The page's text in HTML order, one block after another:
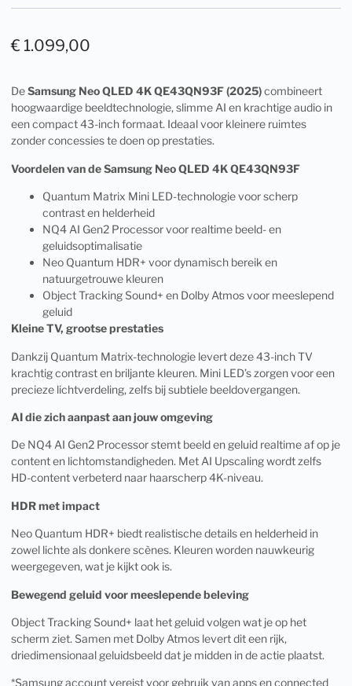
€ 1.099,00
DeSamsung Neo QLED 4K QE43QN93F (2025)combineert
hoogwaardige beeldtechnologie, slimme AI en krachtige audio in
een compact 43-inch formaat. Ideaal voor kleinere ruimtes
zonder concessies te doen op prestaties.
Voordelen van de Samsung Neo QLED 4K QE43QN93F
Quantum Matrix Mini LED-technologie voor scherp
contrast en helderheid
NQ4 AI Gen2 Processor voor realtime beeld- en
geluidsoptimalisatie
Neo Quantum HDR+ voor dynamisch bereik en
natuurgetrouwe kleuren
Object Tracking Sound+ en Dolby Atmos voor meeslepend
geluid
Kleine TV, grootse prestaties
Dankzij Quantum Matrix-technologie levert deze 43-inch TV
krachtig contrast en briljante kleuren. Mini LED’s zorgen voor een
precieze lichtverdeling, zelfs bij subtiele beeldovergangen.
AI die zich aanpast aan jouw omgeving
De NQ4 AI Gen2 Processor stemt beeld en geluid realtime af op je
content en lichtomstandigheden. Met AI Upscaling wordt zelfs
HD-content verbeterd naar haarscherp 4K-niveau.
HDR met impact
Neo Quantum HDR+ biedt realistische details en helderheid in
zowel lichte als donkere scènes. Kleuren worden nauwkeurig
weergegeven, wat je kijkt ook is.
Bewegend geluid voor meeslepende beleving
Object Tracking Sound+ laat het geluid volgen wat je op het
scherm ziet. Samen met Dolby Atmos levert dit een rijk,
driedimensionaal geluidsbeeld dat je midden in de actie plaatst.
*Samsung account vereist voor gebruik van apps en connected